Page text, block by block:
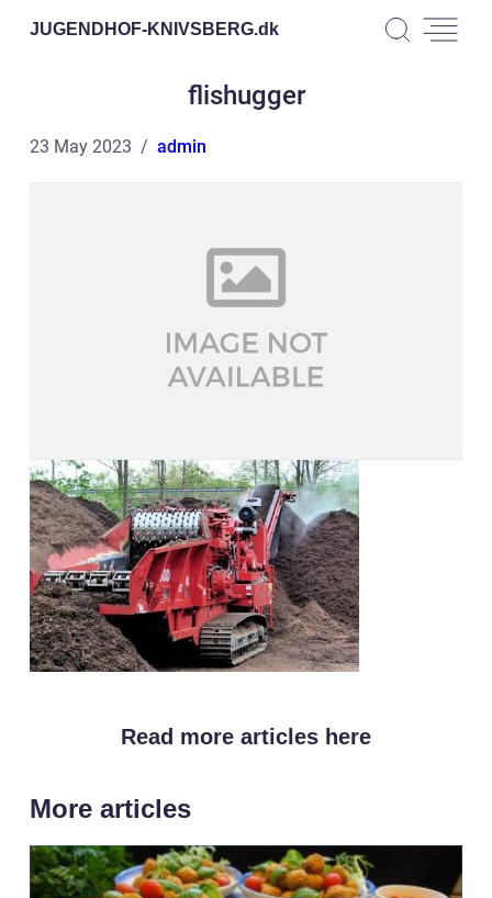
JUGENDHOF-KNIVSBERG.dk
flishugger
23 May 2023 admin
Read more articles here
More articles